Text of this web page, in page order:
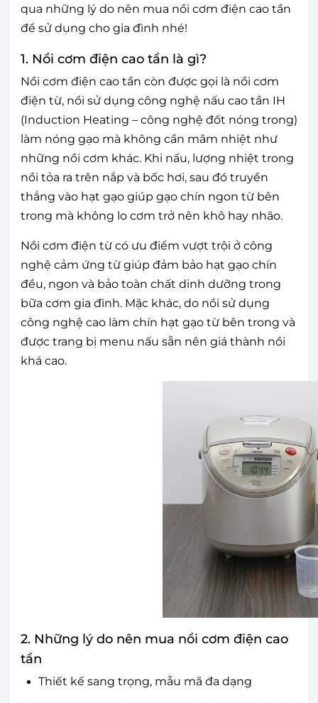
qua những lý do nên mua nồi cơm điện cao tần
để sử dụng cho gia đình nhé!
1. Nồi cơm điện cao tần là gì?
Nồi cơm điện cao tần còn được gọi là nồi cơm
điện từ, nồi sử dụng công nghệ nấu cao tần IH
(Induction Heating – công nghệ đốt nóng trong)
làm nóng gạo mà không cần mâm nhiệt như
những nồi cơm khác. Khi nấu, lượng nhiệt trong
nồi tỏa ra trên nắp và bốc hơi, sau đó truyền
thẳng vào hạt gạo giúp gạo chín ngon từ bên
trong mà không lo cơm trở nên khô hay nhão.
Nồi cơm điện từ có ưu điểm vượt trội ở công
nghệ cảm ứng từ giúp đảm bảo hạt gạo chín
đều, ngon và bảo toàn chất dinh dưỡng trong
bữa cơm gia đình. Mặc khác, do nồi sử dụng
công nghệ cao làm chín hạt gạo từ bên trong và
được trang bị menu nấu sẵn nên giá thành nồi
khá cao.
2. Những lý do nên mua nồi cơm điện cao
tần
Thiết kế sang trọng, mẫu mã đa dạng